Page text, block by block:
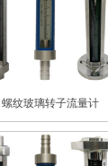
螺纹玻璃转子流量计